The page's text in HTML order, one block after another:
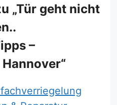
„Tür geht nicht
–